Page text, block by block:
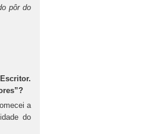
pôr do
a
do